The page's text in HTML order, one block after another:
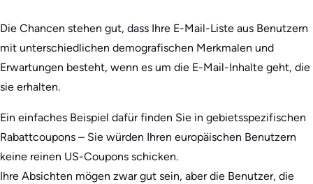
Die Chancen stehen gut, dass Ihre E-Mail-Liste aus Benutzern
mit unterschiedlichen demografischen Merkmalen und
Erwartungen besteht, wenn es um die E-Mail-Inhalte geht, die
sie erhalten.
Ein einfaches Beispiel dafür finden Sie in gebietsspezifischen
Rabattcoupons – Sie würden Ihren europäischen Benutzern
keine reinen US-Coupons schicken.
Ihre Absichten mögen zwar gut sein, aber die Benutzer, die